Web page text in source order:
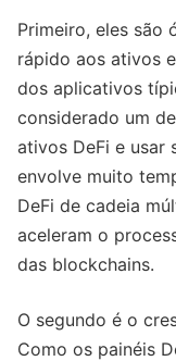
Primeiro, eles são
rápido aos ativos
dos aplicativos
considerado um
ativos DeFi e usar
envolve muito
DeFi de cadeia
aceleram o
das blockchains.
O segundo é o
Como os painéis